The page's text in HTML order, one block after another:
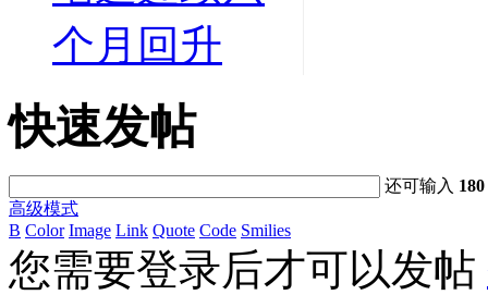
个月回升
快速发帖
还可输入 180
高级模式
B Color Image Link Quote Code Smilies
您需要登录后才可以发帖